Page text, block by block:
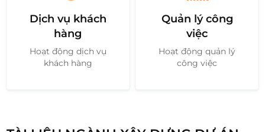
Dịch vụ khách
hàng
Hoạt động dịch vụ
khách hàng
Quản lý công
việc
Hoạt động quản lý
công việc